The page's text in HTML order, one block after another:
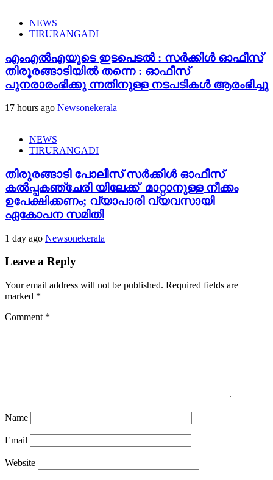
NEWS
TIRURANGADI
എംഎൽഎയുടെ ഇടപെടൽ : സര്‍ക്കിള്‍ ഓഫീസ്
തിരൂരങ്ങാടിയിൽ തന്നെ : ഓഫീസ്
പുനരാരംഭിക്കു ന്നതിനുള്ള നടപടികൾ ആരംഭിച്ചു
17 hours ago Newsonekerala
NEWS
TIRURANGADI
തിരുരങ്ങാടി പോലീസ് സർക്കിൾ ഓഫീസ്
കൽപ്പകഞ്ചേരി യിലേക്ക് മാറ്റാനുള്ള നീക്കം
ഉപേക്ഷിക്കണം; വ്യാപാരി വ്യവസായി
ഏകോപന സമിതി
1 day ago Newsonekerala
Leave a Reply
Your email address will not be published. Required fields are
marked *
Comment *
Name
Email
Website